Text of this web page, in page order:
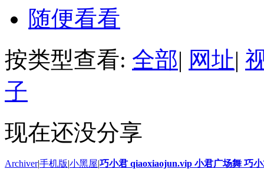
随便看看
按类型查看: 全部| 网址|
子
现在还没分享
Archiver|手机版|小黑屋|巧小君 qiaoxiaojun.vip 小君广场舞 巧